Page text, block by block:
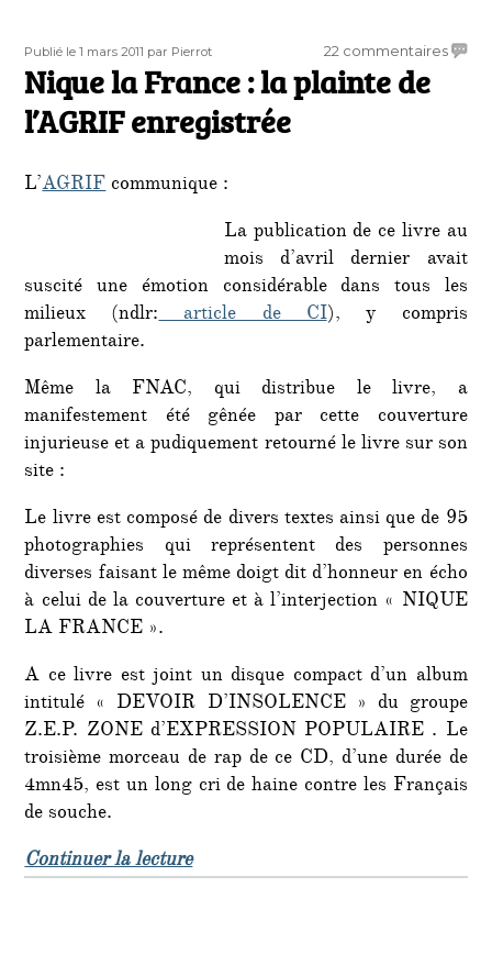
Publié
le
Publié le 1 mars 2011 Auteur
par Pierrot 22 commentairessur
Nique la France : la plainte de
l’AGRIF enregistrée
L’AGRIFcommunique :
La publication de ce livre au
mois d’avril dernier avait
suscité une émotion considérable dans tous les
milieux (ndlr:article de CI), y compris
parlementaire.
Même la FNAC, qui distribue le livre, a
manifestement été gênée par cette couverture
injurieuse et a pudiquement retourné le livre sur son
site :
Le livre est composé de divers textes ainsi que de 95
photographies qui représentent des personnes
diverses faisant le même doigt dit d’honneur en écho
à celui de la couverture et à l’interjection « NIQUE
LA FRANCE ».
A ce livre est joint un disque compact d’un album
intitulé « DEVOIR D’INSOLENCE » du groupe
Z.E.P. ZONE d’EXPRESSION POPULAIRE . Le
troisième morceau de rap de ce CD, d’une durée de
4mn45, est un long cri de haine contre les Français
de souche.
Continuer la lecturede « Nique la France : la plainte